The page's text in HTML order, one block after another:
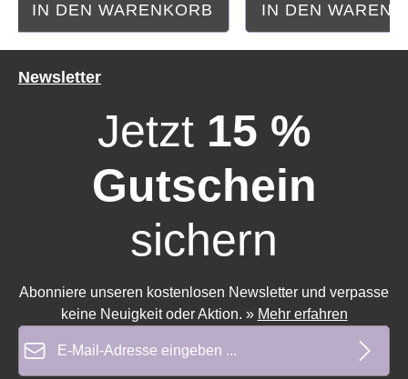
Durchschnittliche Bewertung von 0 von 5 SternenDurchschnittliche
IN DEN WARENKORB IN DEN
Newsletter
Jetzt 15 %
Gutschein
sichern
Abonniere unseren kostenlosen Newsletter und verpasse
keine Neuigkeit oder Aktion. » Mehr erfahren